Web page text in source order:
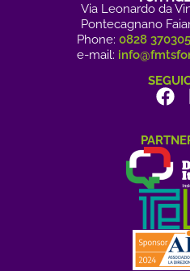
Via Leonardo da
Pontecagnano
Phone: 0828 370305
e-mail: